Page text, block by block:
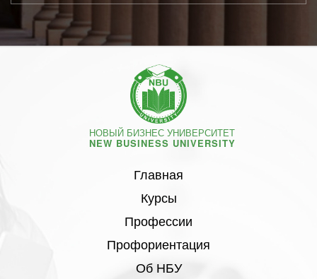
НОВЫЙ БИЗНЕС УНИВЕРСИТЕТ
NEW BUSINESS UNIVERSITY
Главная
Курсы
Профессии
Профориентация
Об НБУ